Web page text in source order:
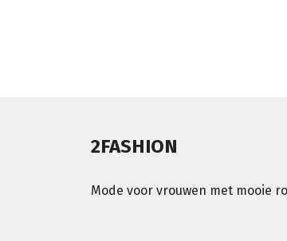
2FASHION
Mode voor vrouwen met mooie